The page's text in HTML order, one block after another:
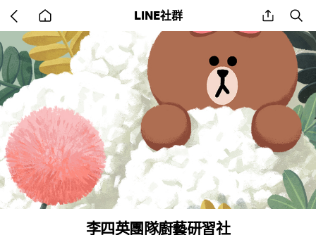
back
to
home
LINE社群 share
李四英團隊廚藝研習社